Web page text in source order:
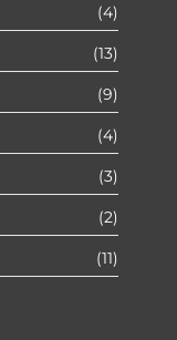
(4)
(13)
(9)
(4)
(3)
(2)
(11)